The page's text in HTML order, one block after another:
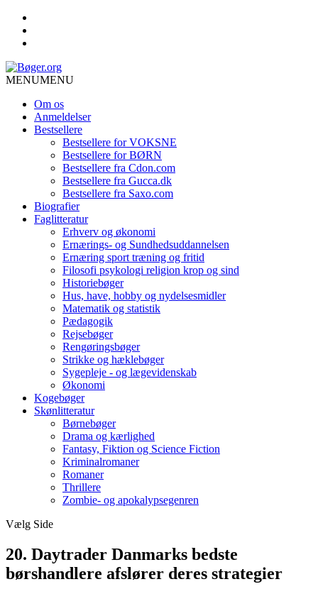
MENUMENU
Om os
Anmeldelser
Bestsellere
Bestsellere for VOKSNE
Bestsellere for BØRN
Bestsellere fra Cdon.com
Bestsellere fra Gucca.dk
Bestsellere fra Saxo.com
Biografier
Faglitteratur
Erhverv og økonomi
Ernærings- og Sundhedsuddannelsen
Ernæring sport træning og fritid
Filosofi psykologi religion krop og sind
Historiebøger
Hus, have, hobby og nydelsesmidler
Matematik og statistik
Pædagogik
Rejsebøger
Rengøringsbøger
Strikke og hæklebøger
Sygepleje - og lægevidenskab
Økonomi
Kogebøger
Skønlitteratur
Børnebøger
Drama og kærlighed
Fantasy, Fiktion og Science Fiction
Kriminalromaner
Romaner
Thrillere
Zombie- og apokalypsegenren
Vælg Side
20. Daytrader Danmarks bedste
børshandlere afslører deres strategier